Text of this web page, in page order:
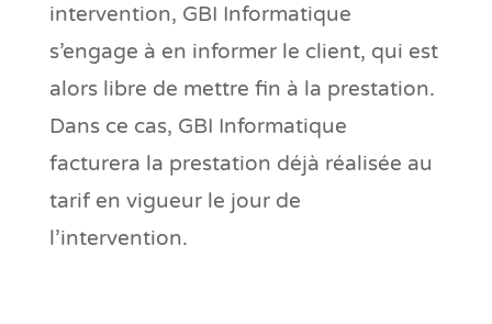
intervention, GBI Informatique
s’engage à en informer le client, qui est
alors libre de mettre fin à la prestation.
Dans ce cas, GBI Informatique
facturera la prestation déjà réalisée au
tarif en vigueur le jour de
l’intervention.